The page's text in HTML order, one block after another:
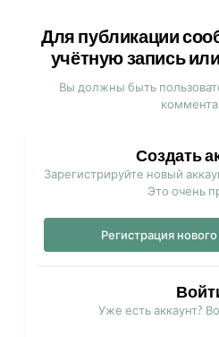
Для публикации
учётную запись
Вы должны быть
Создать
Зарегистрируйте новый
Это очень
Регистрация
Уже есть аккаунт?